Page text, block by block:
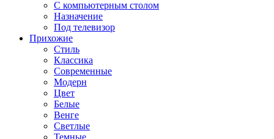
С компьютерным столом
Назначение
Под телевизор
Прихожие
Стиль
Классика
Современные
Модерн
Цвет
Белые
Венге
Светлые
Темные